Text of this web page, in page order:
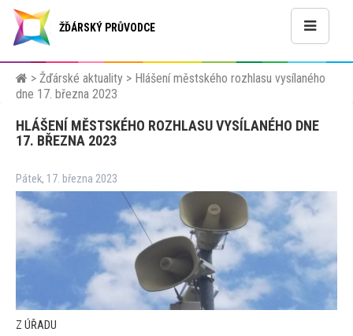
ŽĎÁRSKÝ PRŮVODCE
> Žďárské aktuality > Hlášení městského rozhlasu vysílaného
dne 17. března 2023
HLÁŠENÍ MĚSTSKÉHO ROZHLASU VYSÍLANÉHO DNE
17. BŘEZNA 2023
Pátek, 17. března 2023
Z ÚŘADU